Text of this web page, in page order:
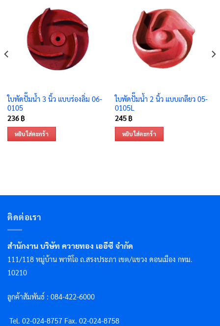
ใบพัดปั๊มน้ำ 3 นิ้ว แบบร่องลิ่ม 06-
0105
236 ฿
หยิบใส่ตะกร้า
ใบพัดปั๊มน้ำ 2 นิ้ว แบบเกลียว 05-
0105L
245 ฿
หยิบใส่ตะกร้า
ติดต่อเรา
สำนักงาน บริษัท ควายทอง เออีซี จำกัด
111/118 หมู่บ้าน พาทิโอ ถ.สรงประภา เขต/แขวง ดอนเมือง กทม.
10210
ลูกค้าสัมพันธ์ : 084-422-6000
Tel. 02-024-8757 Fax. 02-024-8758